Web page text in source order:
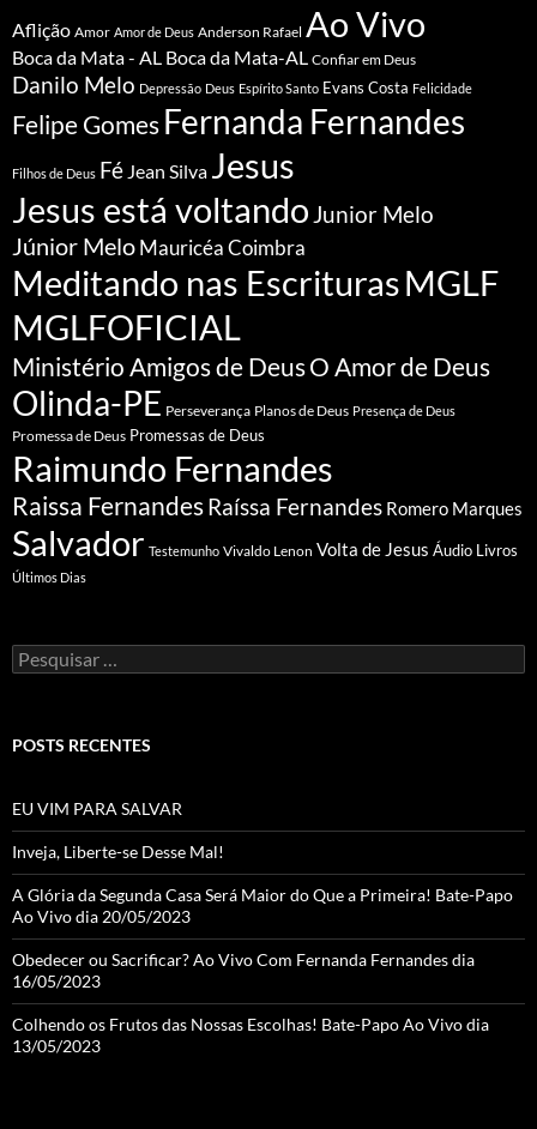
Aflição Amor Amor de Deus Anderson Rafael Ao Vivo
Boca da Mata - AL Boca da Mata-AL Confiar em Deus
Danilo Melo Depressão Deus Espírito Santo Evans Costa Felicidade
Felipe Gomes Fernanda Fernandes
Filhos de Deus Fé Jean Silva Jesus
Jesus está voltando Junior Melo
Júnior Melo Mauricéa Coimbra
Meditando nas EscriturasMGLF
MGLFOFICIAL
Ministério Amigos de DeusO Amor de Deus
Olinda-PE Perseverança Planos de Deus Presença de Deus
Promessa de Deus Promessas de Deus
Raimundo Fernandes
Raissa FernandesRaíssa Fernandes Romero Marques
Salvador Testemunho Vivaldo Lenon Volta de Jesus Áudio Livros
Últimos Dias
Pesquisar
por:
POSTS RECENTES
EU VIM PARA SALVAR
Inveja, Liberte-se Desse Mal!
A Glória da Segunda Casa Será Maior do Que a Primeira! Bate-Papo
Ao Vivo dia 20/05/2023
Obedecer ou Sacrificar? Ao Vivo Com Fernanda Fernandes dia
16/05/2023
Colhendo os Frutos das Nossas Escolhas! Bate-Papo Ao Vivo dia
13/05/2023